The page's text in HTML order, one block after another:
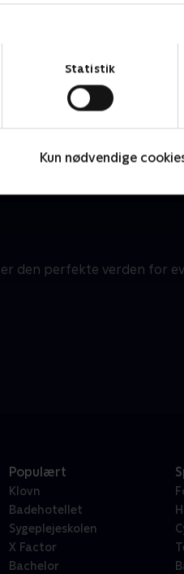
Statistik
Kun nødvendige
den perfekte verden for
Populært
Klovn
Badehotellet
Sygeplejeskolen
X Factor
Bachelor